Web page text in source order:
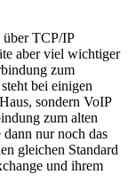
über TCP/IP
aber viel wichtiger
zum
bei einigen
sondern VoIP
zum alten
nur noch das
gleichen Standard
und ihrem